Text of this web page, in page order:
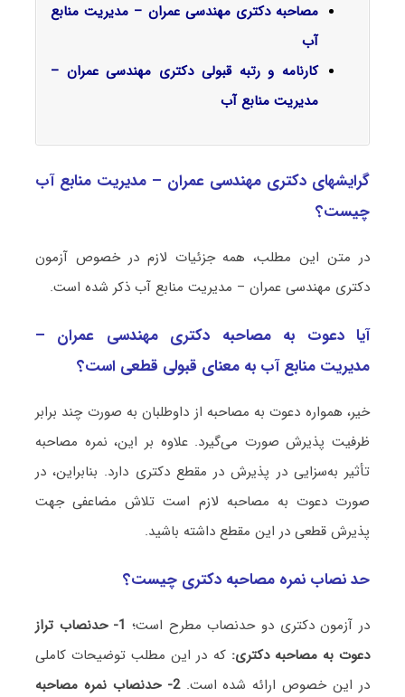
مصاحبه دکتری مهندسی عمران – مدیریت منابع
آب
کارنامه و رتبه قبولی دکتری مهندسی عمران –
مدیریت منابع آب
گرایشهای دکتری مهندسی عمران – مدیریت منابع آب
چیست؟
در متن این مطلب، همه جزئیات لازم در خصوص آزمون
دکتری مهندسی عمران – مدیریت منابع آب ذکر شده است.
آیا دعوت به مصاحبه دکتری مهندسی عمران –
مدیریت منابع آب به معنای قبولی قطعی است؟
خیر، همواره دعوت به مصاحبه از داوطلبان به صورت چند برابر
ظرفیت پذیرش صورت می‌گیرد. علاوه بر این، نمره مصاحبه
تأثیر به‌سزایی در پذیرش در مقطع دکتری دارد. بنابراین، در
صورت دعوت به مصاحبه لازم است تلاش مضاعفی جهت
پذیرش قطعی در این مقطع داشته باشید.
حد نصاب نمره مصاحبه دکتری چیست؟
در آزمون دکتری دو حدنصاب مطرح است؛
1- حدنصاب تراز
دعوت به مصاحبه دکتری: که در این مطلب توضیحات کاملی
در این خصوص ارائه شده است. 2- حدنصاب نمره مصاحبه